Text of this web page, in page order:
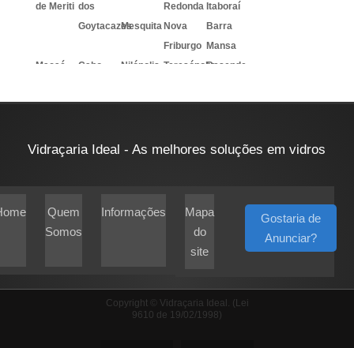
de Meriti dos
Goytacazes
Redonda Itaboraí
Mesquita Nova
Friburgo
Barra
Mansa
Macaé
Cabo
Nilópolis TeresópolisResende
Vidraçaria Ideal - As melhores soluções em vidros
Quem
Somos
Informações
Mapa
do
site
Gostaria de
Anunciar?
Copyright © Vidraçaria Ideal. (Lei
9610 de 19/02/1998)